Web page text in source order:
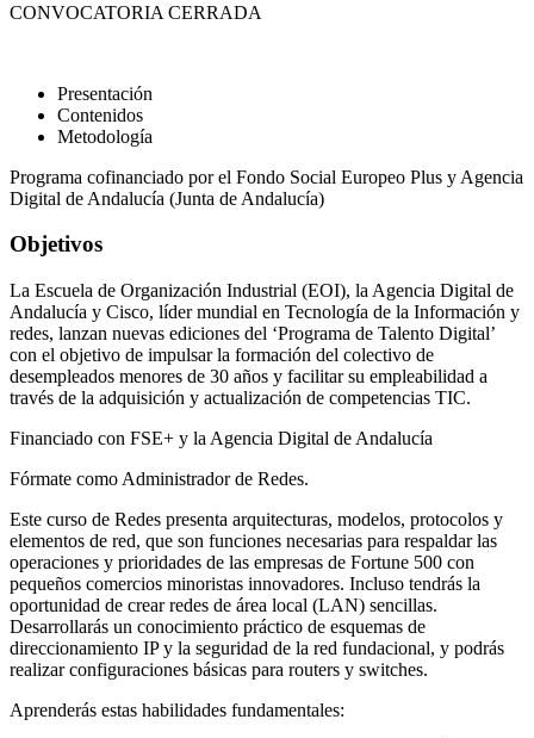
CONVOCATORIA CERRADA
Presentación
Contenidos
Metodología
Programa cofinanciado por el Fondo Social Europeo Plus y Agencia
Digital de Andalucía (Junta de Andalucía)
Objetivos
La Escuela de Organización Industrial (EOI), la Agencia Digital de
Andalucía y Cisco, líder mundial en Tecnología de la Información y
redes, lanzan nuevas ediciones del ‘Programa de Talento Digital’
con el objetivo de impulsar la formación del colectivo de
desempleados menores de 30 años y facilitar su empleabilidad a
través de la adquisición y actualización de competencias TIC.
Financiado con FSE+ y la Agencia Digital de Andalucía
Fórmate como Administrador de Redes.
Este curso de Redes presenta arquitecturas, modelos, protocolos y
elementos de red, que son funciones necesarias para respaldar las
operaciones y prioridades de las empresas de Fortune 500 con
pequeños comercios minoristas innovadores. Incluso tendrás la
oportunidad de crear redes de área local (LAN) sencillas.
Desarrollarás un conocimiento práctico de esquemas de
direccionamiento IP y la seguridad de la red fundacional, y podrás
realizar configuraciones básicas para routers y switches.
Aprenderás estas habilidades fundamentales: